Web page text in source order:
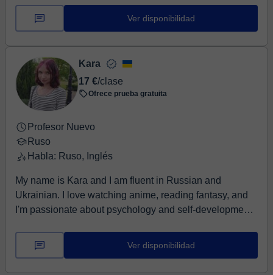
Ver disponibilidad
Kara
17 €/clase
Ofrece prueba gratuita
Profesor Nuevo
Ruso
Habla: Ruso, Inglés
My name is Kara and I am fluent in Russian and
Ukrainian. I love watching anime, reading fantasy, and
I'm passionate about psychology and self-development.
actually start speaking it confidently. My students go
from zero to holding real conversations, and many of
Ver disponibilidad